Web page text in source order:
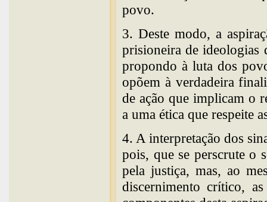
povo.
3. Deste modo, a
prisioneira de ideologias
propondo à luta dos
opõem à verdadeira
de ação que implicam o
a uma ética que respeite
4. A interpretação dos
pois, que se perscrute o
pela justiça, mas, ao
discernimento crítico,